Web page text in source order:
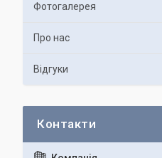
Фотогалерея
Про нас
Відгуки